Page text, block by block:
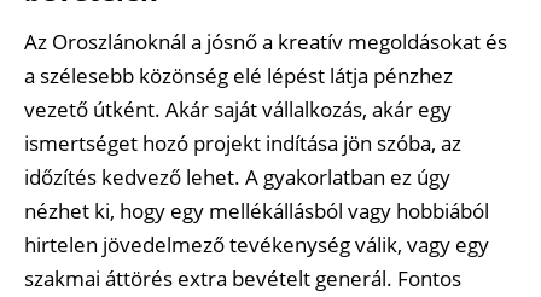
Az Oroszlánoknál a jósnő a kreatív megoldásokat és
a szélesebb közönség elé lépést látja pénzhez
vezető útként. Akár saját vállalkozás, akár egy
ismertséget hozó projekt indítása jön szóba, az
időzítés kedvező lehet. A gyakorlatban ez úgy
nézhet ki, hogy egy mellékállásból vagy hobbiából
hirtelen jövedelmező tevékenység válik, vagy egy
szakmai áttörés extra bevételt generál. Fontos